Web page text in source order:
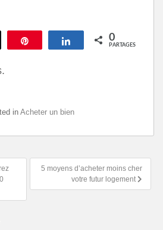
Tweetez Épingle Partagez0
PARTAGES
inAcheter un bien
5 moyens d’acheter moins cher
votre futur logement